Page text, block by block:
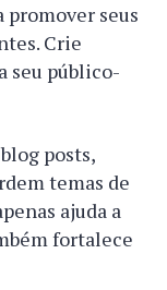
promover seus
Crie
seu público-
posts,
temas de
ajuda a
fortalece